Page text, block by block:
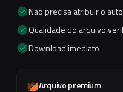
Não precisa atribuir o
Qualidade do arquivo
Download imediato
Arquivo premium